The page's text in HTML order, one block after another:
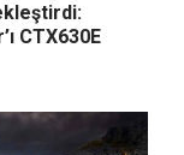
CTX630E